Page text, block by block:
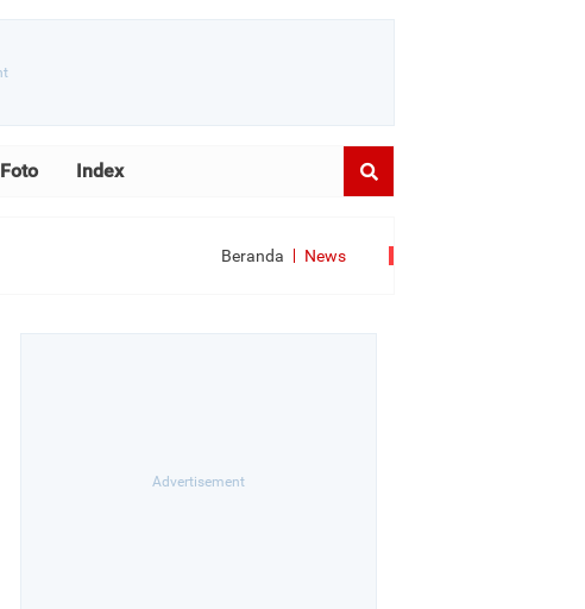
Foto Index
Beranda News